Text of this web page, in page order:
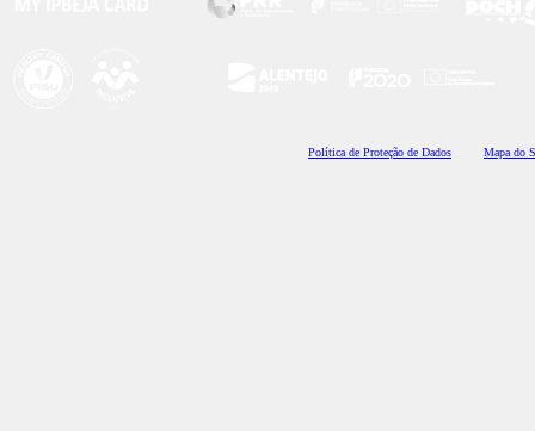
Política de Proteção de Dados Mapa do